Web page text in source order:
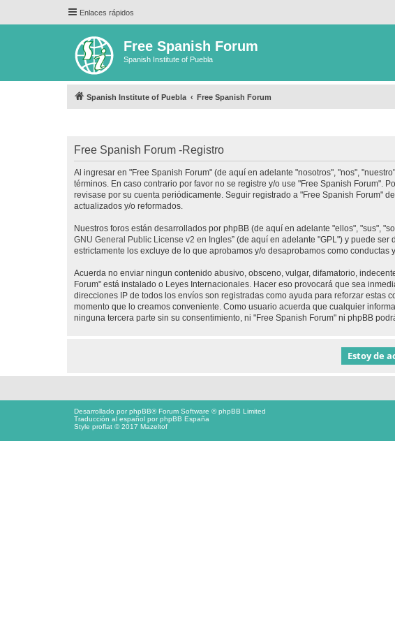
Enlaces rápidos
Free Spanish Forum
Spanish Institute of Puebla
Spanish Institute of Puebla Free Spanish Forum
Free Spanish Forum -Registro
Al ingresar en "Free Spanish Forum" (de aquí en adelante "nosotros", "nos",
términos. En caso contrario por favor no se registre y/o use "Free Spanish Forum".
revisase por su cuenta periódicamente. Seguir registrado a "Free Spanish Forum"
actualizados y/o reformados.
Nuestros foros están desarrollados por phpBB (de aquí en adelante "ellos", "sus",
GNU General Public License v2 en Ingles” (de aquí en adelante "GPL") y puede ser
estrictamente los excluye de lo que aprobamos y/o desaprobamos como
Acuerda no enviar ningun contenido abusivo, obsceno, vulgar, difamatorio,
Forum" está instalado o Leyes Internacionales. Hacer eso provocará que sea
direcciones IP de todos los envíos son registradas como ayuda para reforzar estas
momento que lo creamos conveniente. Como usuario acuerda que cualquier
ninguna tercera parte sin su consentimiento, ni "Free Spanish Forum" ni phpBB
Desarrollado porphpBB® Forum Software © phpBB Limited
Traducción al español porphpBB España
Style proflat © 2017 Mazeltof